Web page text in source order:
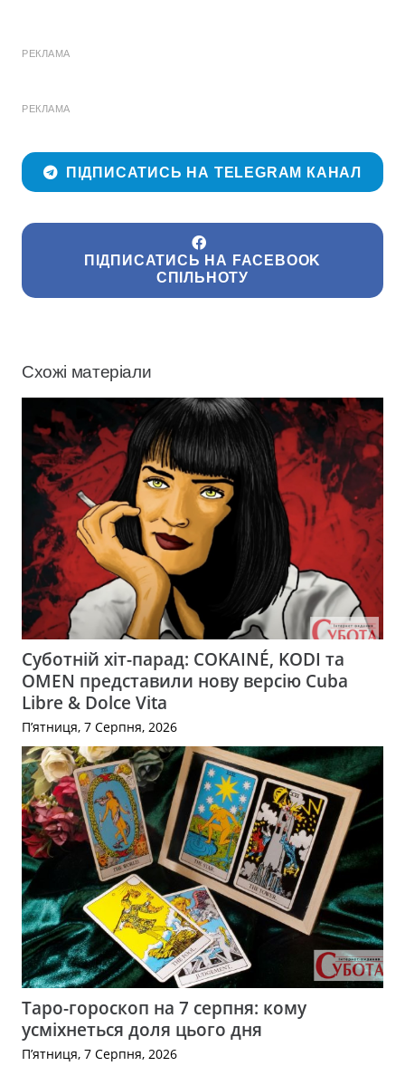
РЕКЛАМА
РЕКЛАМА
ПІДПИСАТИСЬ НА TELEGRAM КАНАЛ
ПІДПИСАТИСЬ НА FACEBOOK
СПІЛЬНОТУ
Схожі матеріали
Суботній хіт-парад: COKAINÉ, KODI та
OMEN представили нову версію Cuba
Libre & Dolce Vita
П’ятниця, 7 Серпня, 2026
Таро-гороскоп на 7 серпня: кому
усміхнеться доля цього дня
П’ятниця, 7 Серпня, 2026